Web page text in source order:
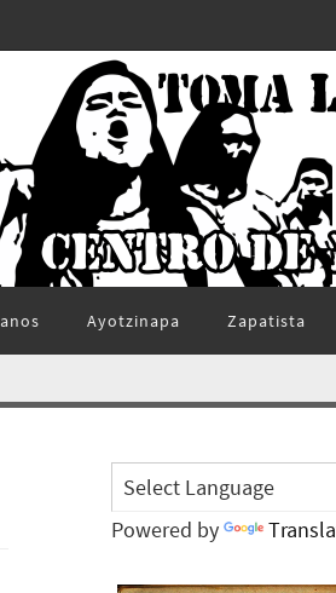
Ayotzinapa Zapatista
Powered by